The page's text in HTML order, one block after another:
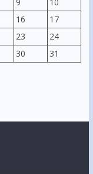
16
17
23
24
30 31